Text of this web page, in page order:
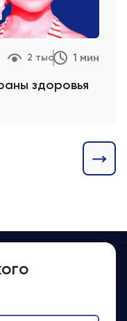
2 тыс 1 мин
здоровья